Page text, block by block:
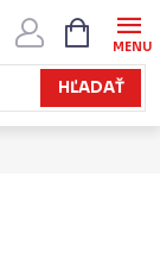
HĽADAŤ
KOŠÍK